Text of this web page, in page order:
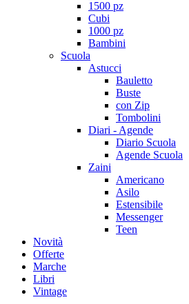
1500 pz
Cubi
1000 pz
Bambini
Scuola
Astucci
Bauletto
Buste
con Zip
Tombolini
Diari - Agende
Diario Scuola
Agende Scuola
Zaini
Americano
Asilo
Estensibile
Messenger
Teen
Novità
Offerte
Marche
Libri
Vintage